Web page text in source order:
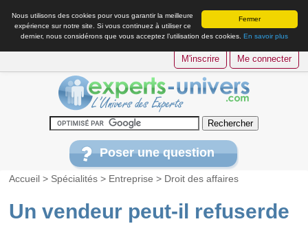
Fermer
Nous utilisons des cookies pour vous garantir la meilleure
expérience sur notre site. Si vous continuez à utiliser ce
dernier, nous considérons que vous acceptez l’utilisation des cookies. En savoir plus
M'inscrire Me connecter
Poser une question
Accueil > Spécialités > Entreprise > Droit des affaires
Un vendeur peut-il refuserde